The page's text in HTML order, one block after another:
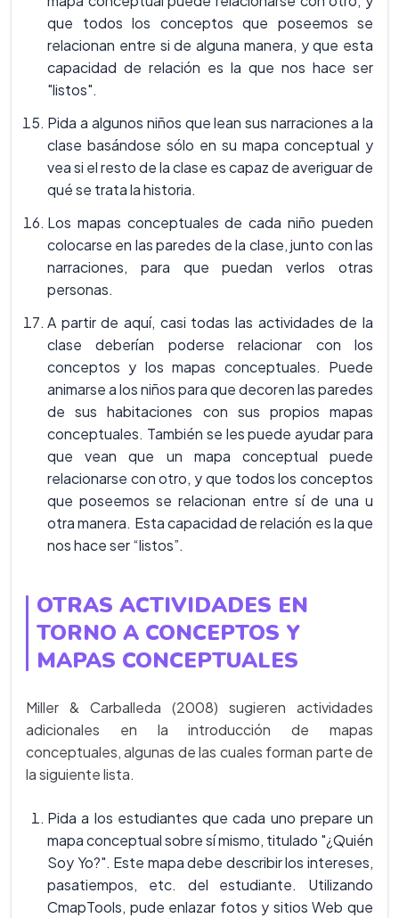
que todos los conceptos que poseemos se
relacionan entre si de alguna manera, y que esta
capacidad de relación es la que nos hace ser
"listos".
Pida a algunos niños que lean sus narraciones a la
clase basándose sólo en su mapa conceptual y
vea si el resto de la clase es capaz de averiguar de
qué se trata la historia.
Los mapas conceptuales de cada niño pueden
colocarse en las paredes de la clase, junto con las
narraciones, para que puedan verlos otras
personas.
A partir de aquí, casi todas las actividades de la
clase deberían poderse relacionar con los
conceptos y los mapas conceptuales. Puede
animarse a los niños para que decoren las paredes
de sus habitaciones con sus propios mapas
conceptuales. También se les puede ayudar para
que vean que un mapa conceptual puede
relacionarse con otro, y que todos los conceptos
que poseemos se relacionan entre sí de una u
otra manera. Esta capacidad de relación es la que
nos hace ser “listos”.
OTRAS ACTIVIDADES EN
TORNO A CONCEPTOS Y
MAPAS CONCEPTUALES
Miller & Carballeda (2008) sugieren actividades
adicionales en la introducción de mapas
conceptuales, algunas de las cuales forman parte de
la siguiente lista.
Pida a los estudiantes que cada uno prepare un
mapa conceptual sobre sí mismo, titulado "¿Quién
Soy Yo?". Este mapa debe describir los intereses,
pasatiempos, etc. del estudiante. Utilizando
CmapTools, pude enlazar fotos y sitios Web que